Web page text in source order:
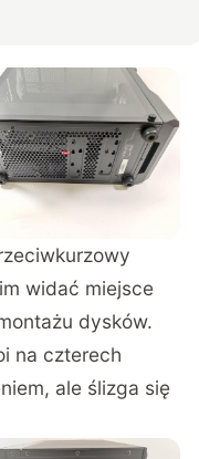
widać miejsce
dysków.
na czterech
ale ślizga się